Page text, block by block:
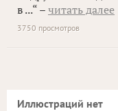
в ...“ – читать далее
3750 просмотров
Иллюстраций нет